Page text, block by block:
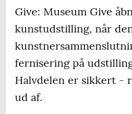
Give: Museum Give
kunstudstilling, når
fernisering på
Halvdelen er sikkert -
ud af.